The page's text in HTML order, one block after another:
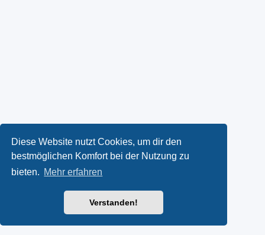
Diese Website nutzt Cookies, um dir den
bestmöglichen Komfort bei der Nutzung zu
bieten. Mehr erfahren
Verstanden!